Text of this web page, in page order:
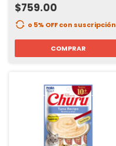
$759.00
o 5% OFFcon suscripción
COMPRAR